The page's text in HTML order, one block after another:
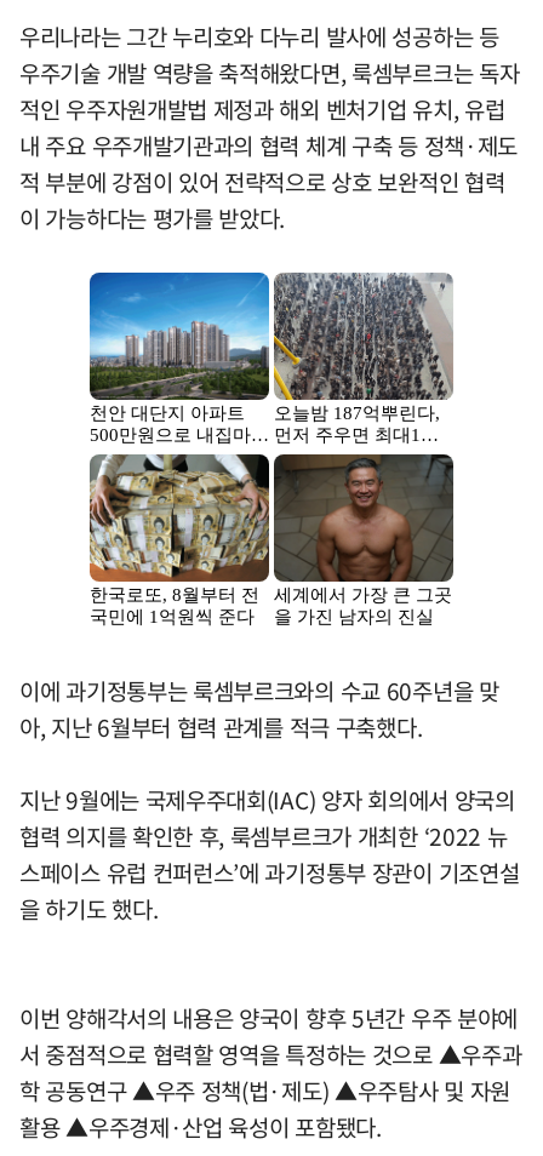
우리나라는 그간 누리호와 다누리 발사에 성공하는 등
우주기술 개발 역량을 축적해왔다면, 룩셈부르크는 독자
적인 우주자원개발법 제정과 해외 벤처기업 유치, 유럽
내 주요 우주개발기관과의 협력 체계 구축 등 정책·제도
적 부분에 강점이 있어 전략적으로 상호 보완적인 협력
이 가능하다는 평가를 받았다.
이에 과기정통부는 룩셈부르크와의 수교 60주년을 맞
아, 지난 6월부터 협력 관계를 적극 구축했다.
지난 9월에는 국제우주대회(IAC) 양자 회의에서 양국의
협력 의지를 확인한 후, 룩셈부르크가 개최한 ‘2022 뉴
스페이스 유럽 컨퍼런스’에 과기정통부 장관이 기조연설
을 하기도 했다.
이번 양해각서의 내용은 양국이 향후 5년간 우주 분야에
서 중점적으로 협력할 영역을 특정하는 것으로 ▲우주과
학 공동연구 ▲우주 정책(법·제도) ▲우주탐사 및 자원
활용 ▲우주경제·산업 육성이 포함됐다.